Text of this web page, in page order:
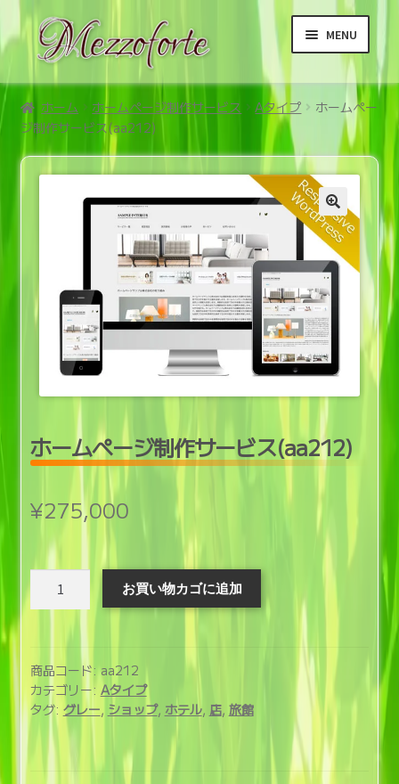
ナ
ビ
ゲ
ー
シ
ョ
ン
へ
コ
ン
テ
ン
ツ
へ
ス
キ
MENU
ホーム
サ
ブ
ニ
ュ
ー
を
ブ
メ
ニ
ュ
利用規約等メニュー
サ
ブ
を
ホーム ホームページ制作サービス Aタイプ
ホームペー
ジ制作サービス(aa212)
ホームページ制作サービス(aa212)
¥275,000
ー
ジ
制
作
お買い物カゴに追加
商品コード:aa212
カテゴリー: Aタイプ
タグ: グレー, ショップ, ホテル, 店, 旅館